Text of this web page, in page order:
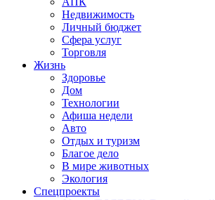
Недвижимость
Личный бюджет
Сфера услуг
Торговля
Жизнь
Здоровье
Дом
Технологии
Афиша недели
Авто
Отдых и туризм
Благое дело
В мире животных
Экология
Спецпроекты